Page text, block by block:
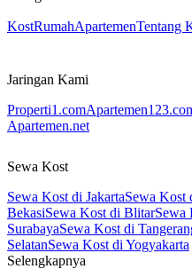
KostRumahApartemenTentang
Jaringan Kami
Properti1.com
Apartemen.net
Sewa Kost
Sewa Kost di JakartaSewa Kost
BekasiSewa Kost di BlitarSewa
SurabayaSewa Kost di
SelatanSewa Kost di Yogyakarta
Selengkapnya